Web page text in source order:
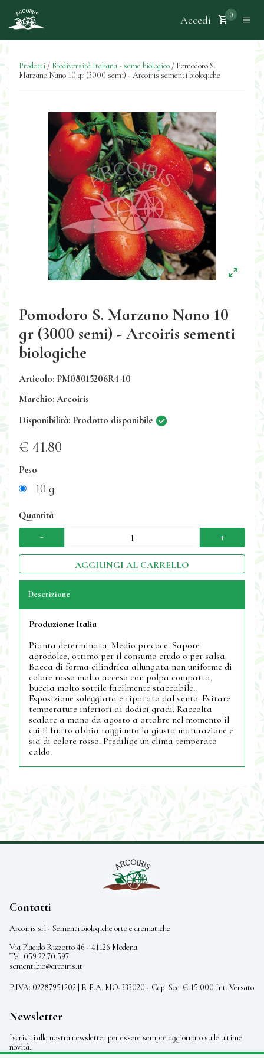
Accedi 0
Prodotti / Biodiversità Italiana - seme biologico / Pomodoro S.
Marzano Nano 10 gr (3000 semi) - Arcoiris sementi biologiche
Pomodoro S. Marzano Nano 10
gr (3000 semi) - Arcoiris sementi
biologiche
Articolo: PM08015206R4-10
Marchio: Arcoiris
Disponibilità: Prodotto disponibile
€ 41.80
Peso
10 g
Quantità
- +
AGGIUNGI AL CARRELLO
Descrizione
Produzione: Italia
Pianta determinata. Medio precoce. Sapore
agrodolce, ottimo per il consumo crudo o per salsa.
Bacca di forma cilindrica allungata non uniforme di
colore rosso molto acceso con polpa compatta,
buccia molto sottile facilmente staccabile.
Esposizione soleggiata e riparato dal vento. Evitare
temperature inferiori ai dodici gradi. Raccolta
scalare a mano da agosto a ottobre nel momento il
cui il frutto abbia raggiunto la giusta maturazione e
sia di colore rosso. Predilige un clima temperato
caldo.
Contatti
Arcoiris srl - Sementi biologiche orto e aromatiche
Via Placido Rizzotto 46 - 41126 Modena
Tel. 059 22.70.597
sementibio@arcoiris.it
P.IVA: 02287951202 | R.E.A. MO-333020 - Cap. Soc. € 15.000 Int. Versato
Newsletter
Iscriviti alla nostra newsletter per essere sempre aggiornato sulle ultime
novità.